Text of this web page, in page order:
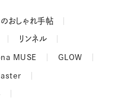
おしゃれ手帖
リンネル
MUSE GLOW